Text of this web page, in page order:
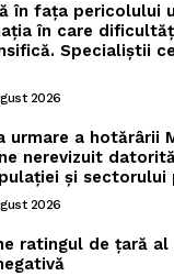
în fața pericolului
în care
Specialiștii
2026
urmare a hotărârii
nerevizuit
și sectorului
2026
ratingul de țară al